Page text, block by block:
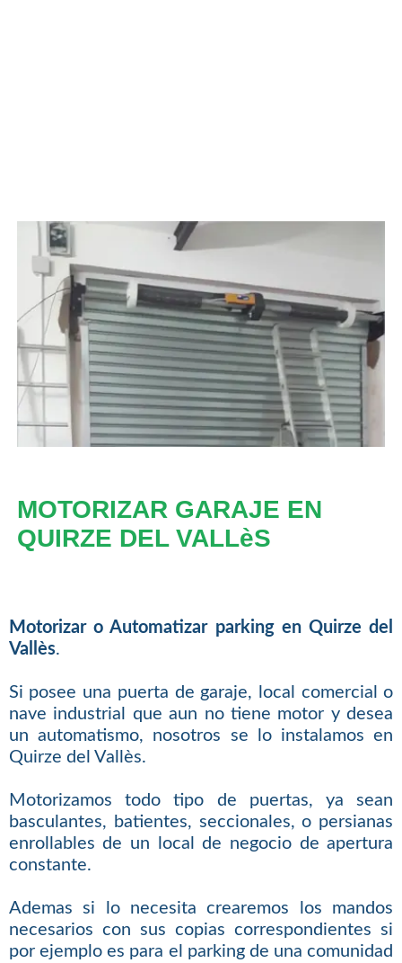
MOTORIZAR GARAJE EN
QUIRZE DEL VALLèS
Motorizar o Automatizar parking en Quirze del
Vallès.
Si posee una puerta de garaje, local comercial o
nave industrial que aun no tiene motor y desea
un automatismo, nosotros se lo instalamos en
Quirze del Vallès.
Motorizamos todo tipo de puertas, ya sean
basculantes, batientes, seccionales, o persianas
enrollables de un local de negocio de apertura
constante.
Ademas si lo necesita crearemos los mandos
necesarios con sus copias correspondientes si
por ejemplo es para el parking de una comunidad